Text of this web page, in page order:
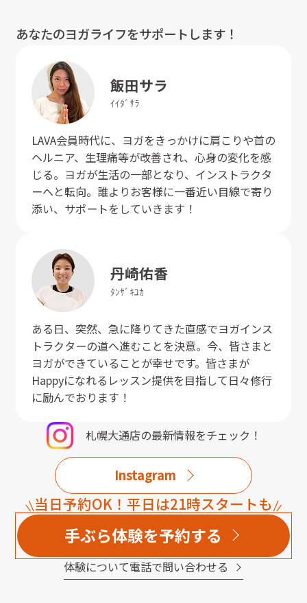
あなたのヨガライフをサポートします！
飯田サラ
ｲｲﾀﾞｻﾗ
LAVA会員時代に、ヨガをきっかけに肩こりや首の
ヘルニア、生理痛等が改善され、心身の変化を感
じる。ヨガが生活の一部となり、インストラクタ
ーへと転向。誰よりお客様に一番近い目線で寄り
添い、サポートをしていきます！
丹崎佑香
ﾀﾝｻﾞｷﾕｶ
ある日、突然、急に降りてきた直感でヨガインス
トラクターの道へ進むことを決意。今、皆さまと
ヨガができていることが幸せです。皆さまが
Happyになれるレッスン提供を目指して日々修行
に励んでおります！
札幌大通店の最新情報をチェック！
Instagram
当日予約OK！平日は21時スタートも
手ぶら体験を予約する
体験について電話で問い合わせる